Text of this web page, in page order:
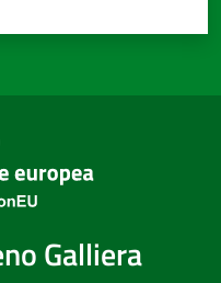
Galliera